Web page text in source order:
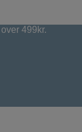
499kr.